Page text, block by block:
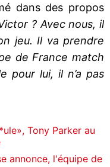
dans des propos
? Avec nous, il
jeu. Il va prendre
de France match
pour lui, il n’a pas
Tony Parker au
annonce, l'équipe de